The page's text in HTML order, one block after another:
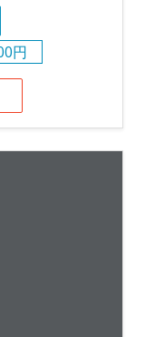
円